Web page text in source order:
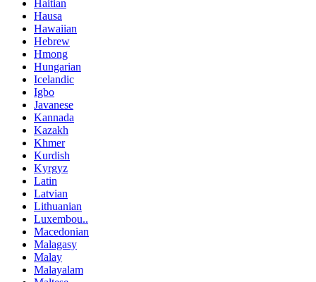
Haitian
Hausa
Hawaiian
Hebrew
Hmong
Hungarian
Icelandic
Igbo
Javanese
Kannada
Kazakh
Khmer
Kurdish
Kyrgyz
Latin
Latvian
Lithuanian
Luxembou..
Macedonian
Malagasy
Malay
Malayalam